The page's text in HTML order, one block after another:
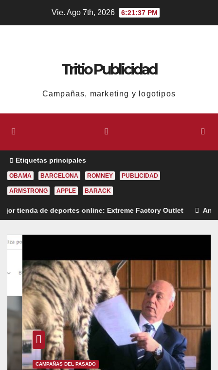
Vie. Ago 7th, 2026 6:21:38 PM
Tritio Publicidad
Campañas, marketing y logotipos
Etiquetas principales
OBAMA BARCELONA ROMNEY PUBLICIDAD
ARMSTRONG APPLE BARACK
online: Extreme Factory Outlet Anuncio contra la
CAMPAÑAS DEL PASADO